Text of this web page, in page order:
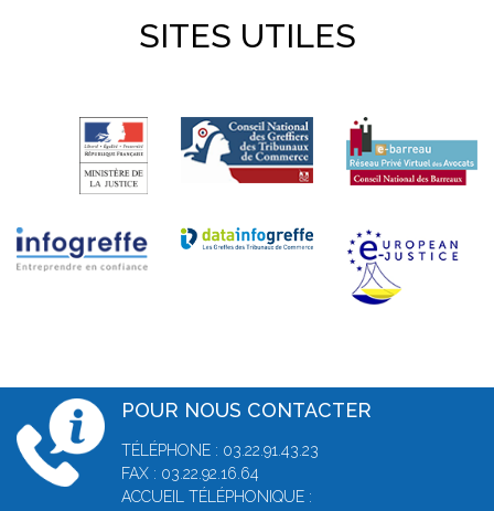
SITES UTILES
POUR NOUS CONTACTER
TÉLÉPHONE : 03.22.91.43.23
FAX : 03.22.92.16.64
ACCUEIL TÉLÉPHONIQUE :